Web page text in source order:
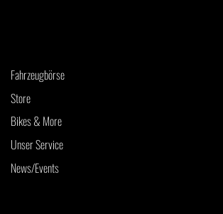
Fahrzeugbörse
Store
Bikes & More
Unser Service
News/Events